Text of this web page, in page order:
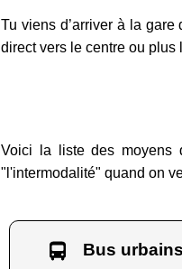
Tu viens d’arriver à la
direct vers le centre ou plus
Voici la liste des moyens
"l'intermodalité" quand on
Bus